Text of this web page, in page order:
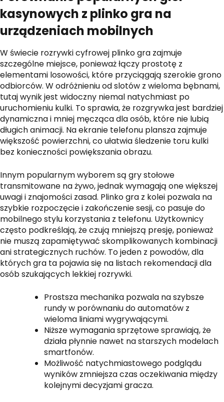
kasynowych z plinko gra na
urządzeniach mobilnych
W świecie rozrywki cyfrowej plinko gra zajmuje
szczególne miejsce, ponieważ łączy prostotę z
elementami losowości, które przyciągają szerokie grono
odbiorców. W odróżnieniu od slotów z wieloma bębnami,
tutaj wynik jest widoczny niemal natychmiast po
uruchomieniu kulki. To sprawia, że rozgrywka jest bardziej
dynamiczna i mniej męcząca dla osób, które nie lubią
długich animacji. Na ekranie telefonu plansza zajmuje
większość powierzchni, co ułatwia śledzenie toru kulki
bez konieczności powiększania obrazu.
Innym popularnym wyborem są gry stołowe
transmitowane na żywo, jednak wymagają one większej
uwagi i znajomości zasad. Plinko gra z kolei pozwala na
szybkie rozpoczęcie i zakończenie sesji, co pasuje do
mobilnego stylu korzystania z telefonu. Użytkownicy
często podkreślają, że czują mniejszą presję, ponieważ
nie muszą zapamiętywać skomplikowanych kombinacji
ani strategicznych ruchów. To jeden z powodów, dla
których gra ta pojawia się na listach rekomendacji dla
osób szukających lekkiej rozrywki.
Prostsza mechanika pozwala na szybsze
rundy w porównaniu do automatów z
wieloma liniami wygrywającymi.
Niższe wymagania sprzętowe sprawiają, że
działa płynnie nawet na starszych modelach
smartfonów.
Możliwość natychmiastowego podglądu
wyników zmniejsza czas oczekiwania między
kolejnymi decyzjami gracza.